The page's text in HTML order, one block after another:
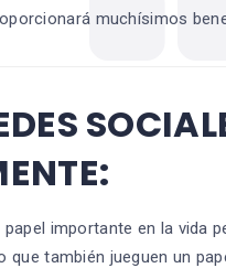
muchísimos
importante en la vida
que también jueguen un